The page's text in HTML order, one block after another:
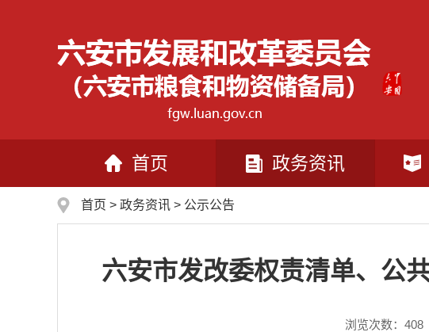
首页 政务资讯
首页 > 政务资讯 > 公示公告
六安市发改委权责清单、公
浏览次数： 408